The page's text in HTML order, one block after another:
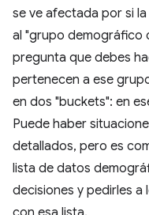
se ve afectada por si
al "grupo demográfico
pregunta que debes
pertenecen a ese
en dos "buckets": en
Puede haber
detallados, pero es
lista de datos
decisiones y pedirles a